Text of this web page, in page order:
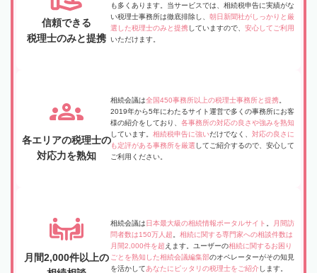
信頼できる
税理士のみと提携
も多くあります。当サービスでは、相続税申告に実績がな
い税理士事務所は徹底排除し、 朝日新聞社がしっかりと厳
選した税理士のみと提携していますので、 安心してご利用
いただけます。
各エリアの税理士の
対応力を熟知
相続会議は全国450事務所以上の税理士事務所と提携
2019年から5年にわたるサイト運営で多くの事務所にお客
様の紹介をしており、 各事務所の対応の良さや強みを熟知
しています。 相続税申告に強いだけでなく、 対応の良さに
も定評がある事務所を厳選 してご紹介するので、安心して
ご利用ください。
月間2,000件以上の
相続会議は 日本最大級の相続情報ポータルサイト
月間訪
問者数は150万人超
相続に関する専門家への相談件数は
月間2,000件を超 えます。ユーザーの相続に関するお困り
ごとを熟知した相続会議編集部のオペレーターがその知見
を活かしてあなたにピッタリの税理士をご紹介 します。